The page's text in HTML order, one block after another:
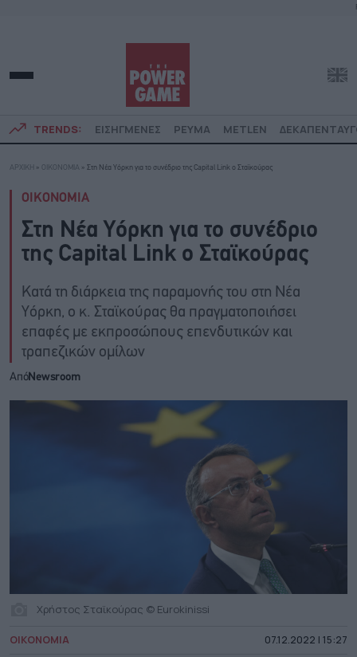
TRENDS: ΕΙΣΗΓΜΕΝΕΣ ΡΕΥΜΑ METLEN
ΑΡΧΙΚΗ » ΟΙΚΟΝΟΜΙΑ » Στη Νέα Υόρκη για το συνέδριο της Capital Link ο Σταϊκούρας
ΟΙΚΟΝΟΜΙΑ
Στη Νέα Υόρκη για το συνέδριο
της Capital Link ο Σταϊκούρας
Κατά τη διάρκεια της παραμονής του στη Νέα
Υόρκη, ο κ. Σταϊκούρας θα πραγματοποιήσει
επαφές με εκπροσώπους επενδυτικών και
τραπεζικών ομίλων
ΑπόNewsroom
Χρήστος Σταϊκούρας © Eurokinissi
ΟΙΚΟΝΟΜΙΑ 07.12.2022 | 15:27